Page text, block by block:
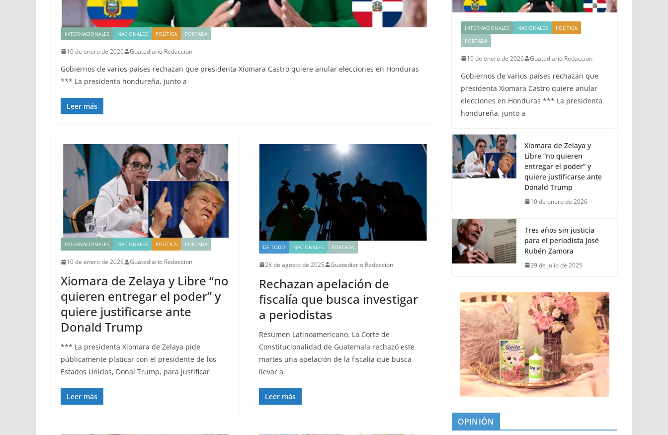
INTERNACIONALES NACIONALES POLÍTICA PORTADA
10 de enero de 2026 Guatediario Redaccion
Gobiernos de varios países rechazan que presidenta Xiomara Castro quiere anular elecciones en Honduras
*** La presidenta hondureña, junto a
Leer más
INTERNACIONALES NACIONALES POLÍTICA PORTADA
10 de enero de 2026 Guatediario Redaccion
Xiomara de Zelaya y Libre “no
quieren entregar el poder” y
quiere justificarse ante
Donald Trump
*** La presidenta Xiomara de Zelaya pide
públicamente platicar con el presidente de los
Estados Unidos, Donal Trump, para justificar
Leer más
DE TODO NACIONALES PORTADA
28 de agosto de 2025 Guatediario Redaccion
Rechazan apelación de
fiscalía que busca investigar
a periodistas
Resumen Latinoamericano. La Corte de
Constitucionalidad de Guatemala rechazó este
martes una apelación de la fiscalía que busca
llevar a
Leer más
INTERNACIONALES NACIONALES
POLÍTICA
PORTADA
10 de enero de 2026 Guatediario Redaccion
Gobiernos de varios países rechazan que
presidenta Xiomara Castro quiere anular
elecciones en Honduras *** La presidenta
hondureña, junto a
Xiomara de Zelaya y
Libre “no quieren
entregar el poder” y
quiere justificarse ante
Donald Trump
10 de enero de 2026
Tres años sin justicia
para el periodista José
Rubén Zamora
29 de julio de 2025
OPINIÓN